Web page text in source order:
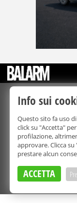
La riproduzione
forma,
Balarm.it è una
Tribunale
Info sui
Questo sito fa uso
click su "Accetta"
profilazione,
approvare. Clicca
prestare alcun
ACCETTA